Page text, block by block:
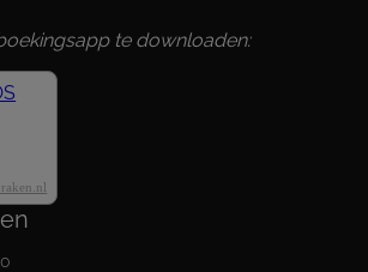
te downloaden: